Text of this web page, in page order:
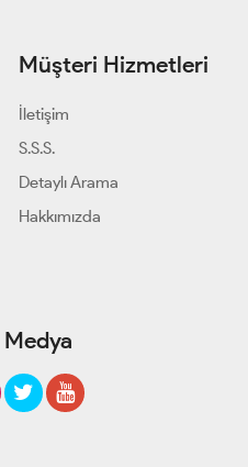
Müşteri Hizmetleri
İletişim
S.S.S.
Detaylı Arama
Hakkımızda